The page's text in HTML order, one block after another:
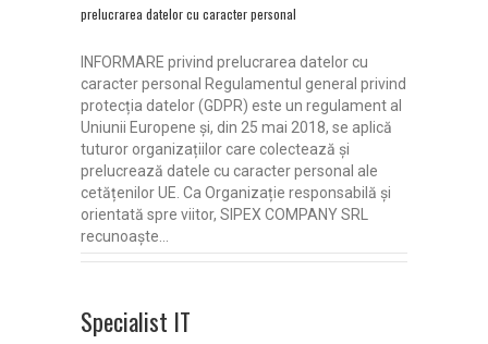
prelucrarea datelor cu caracter personal
INFORMARE privind prelucrarea datelor cu
caracter personal Regulamentul general privind
protecția datelor (GDPR) este un regulament al
Uniunii Europene și, din 25 mai 2018, se aplică
tuturor organizațiilor care colectează și
prelucrează datele cu caracter personal ale
cetățenilor UE. Ca Organizație responsabilă și
orientată spre viitor, SIPEX COMPANY SRL
recunoaște…
Specialist IT